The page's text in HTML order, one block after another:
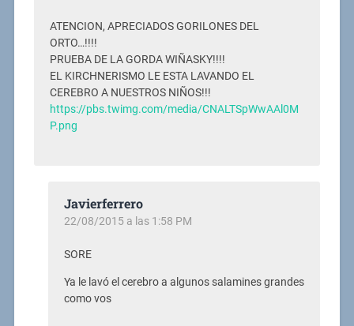
ATENCION, APRECIADOS GORILONES DEL
ORTO…!!!!
PRUEBA DE LA GORDA WIÑASKY!!!!
EL KIRCHNERISMO LE ESTA LAVANDO EL
CEREBRO A NUESTROS NIÑOS!!!
https://pbs.twimg.com/media/CNALTSpWwAAl0M
P.png
Javierferrero
22/08/2015 a las 1:58 PM
SORE
Ya le lavó el cerebro a algunos salamines grandes
como vos